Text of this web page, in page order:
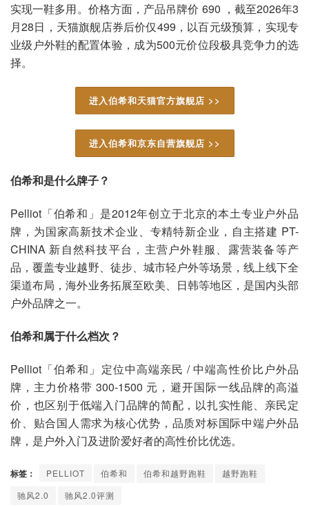
实现一鞋多用。价格方面，产品吊牌价 690 ，截至2026年3
月28日，天猫旗舰店券后价仅499，以百元级预算，实现专
业级户外鞋的配置体验，成为500元价位段极具竞争力的选
择。
进入伯希和天猫官方旗舰店 >>
进入伯希和京东自营旗舰店 >>
伯希和是什么牌子？
Pelliot「伯希和」是2012年创立于北京的本土专业户外品
牌，为国家高新技术企业、专精特新企业，自主搭建 PT-
CHINA 新自然科技平台，主营户外鞋服、露营装备等产
品，覆盖专业越野、徒步、城市轻户外等场景，线上线下全
渠道布局，海外业务拓展至欧美、日韩等地区，是国内头部
户外品牌之一。
伯希和属于什么档次？
Pelliot「伯希和」定位中高端亲民 / 中端高性价比户外品
牌，主力价格带 300-1500 元，避开国际一线品牌的高溢
价，也区别于低端入门品牌的简配，以扎实性能、亲民定
价、贴合国人需求为核心优势，品质对标国际中端户外品
牌，是户外入门及进阶爱好者的高性价比优选。
标签： PELLIOT 伯希和 伯希和越野跑鞋
越野跑鞋
驰风2.0
驰风2.0评测